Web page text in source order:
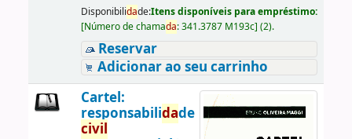
Disponibilidade:Itens disponíveis para empréstimo:
[Número de chamada:341.3787 M193c] (2).
Reservar
Adicionar ao seu carrinho
Cartel:
responsabilidade
civil